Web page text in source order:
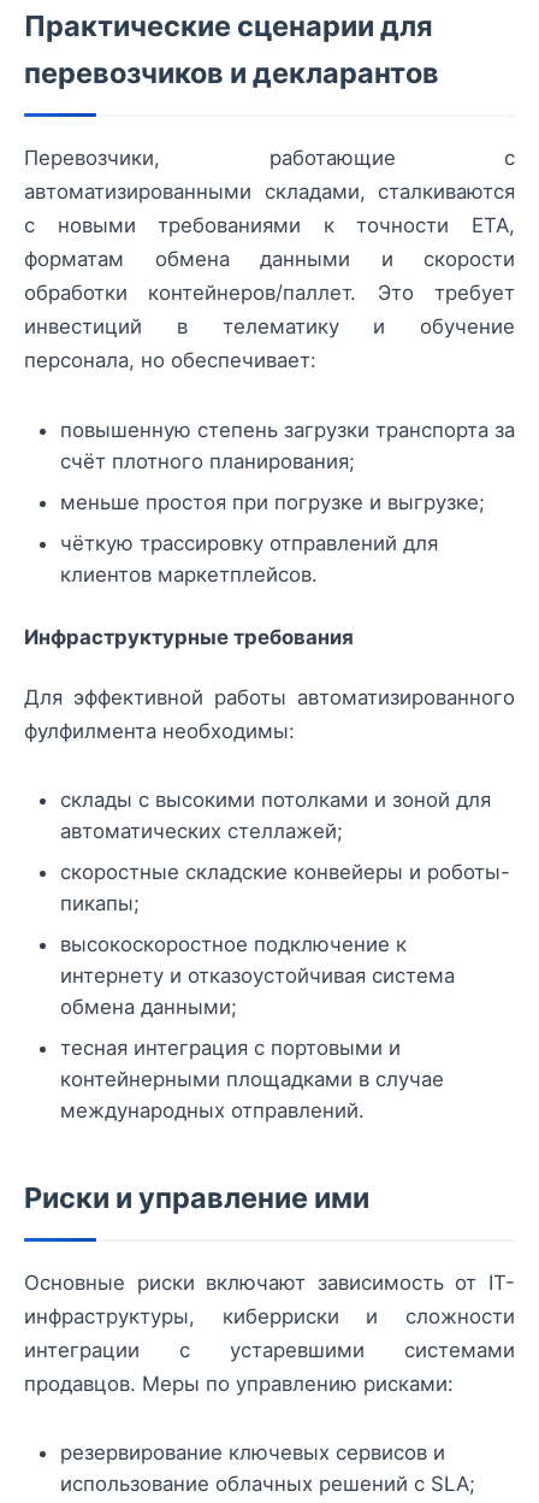
Практические сценарии для
перевозчиков и декларантов
Перевозчики, работающие с
автоматизированными складами, сталкиваются
с новыми требованиями к точности ETA,
форматам обмена данными и скорости
обработки контейнеров/паллет. Это требует
инвестиций в телематику и обучение
персонала, но обеспечивает:
повышенную степень загрузки транспорта за
счёт плотного планирования;
меньше простоя при погрузке и выгрузке;
чёткую трассировку отправлений для
клиентов маркетплейсов.
Инфраструктурные требования
Для эффективной работы автоматизированного
фулфилмента необходимы:
склады с высокими потолками и зоной для
автоматических стеллажей;
скоростные складские конвейеры и роботы-
пикапы;
высокоскоростное подключение к
интернету и отказоустойчивая система
обмена данными;
тесная интеграция с портовыми и
контейнерными площадками в случае
международных отправлений.
Риски и управление ими
Основные риски включают зависимость от IT-
инфраструктуры, киберриски и сложности
интеграции с устаревшими системами
продавцов. Меры по управлению рисками:
резервирование ключевых сервисов и
использование облачных решений с SLA;